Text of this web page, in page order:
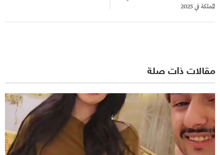
المملكة في 2025
مقالات ذات صلة